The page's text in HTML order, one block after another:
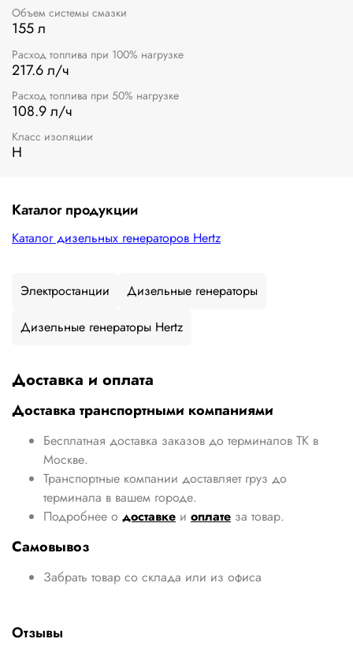
Объем системы смазки
155 л
Расход топлива при 100% нагрузке
217.6 л/ч
Расход топлива при 50% нагрузке
108.9 л/ч
Класс изоляции
H
Каталог продукции
Каталог дизельных генераторов Hertz
Электростанции
Дизельные генераторы
Дизельные генераторы Hertz
Доставка и оплата
Доставка транспортными компаниями
Бесплатная доставка заказов до терминалов ТК в
Москве.
Транспортные компании доставляет груз до
терминала в вашем городе.
Подробнее о доставке и оплате за товар.
Самовывоз
Забрать товар со склада или из офиса
Отзывы